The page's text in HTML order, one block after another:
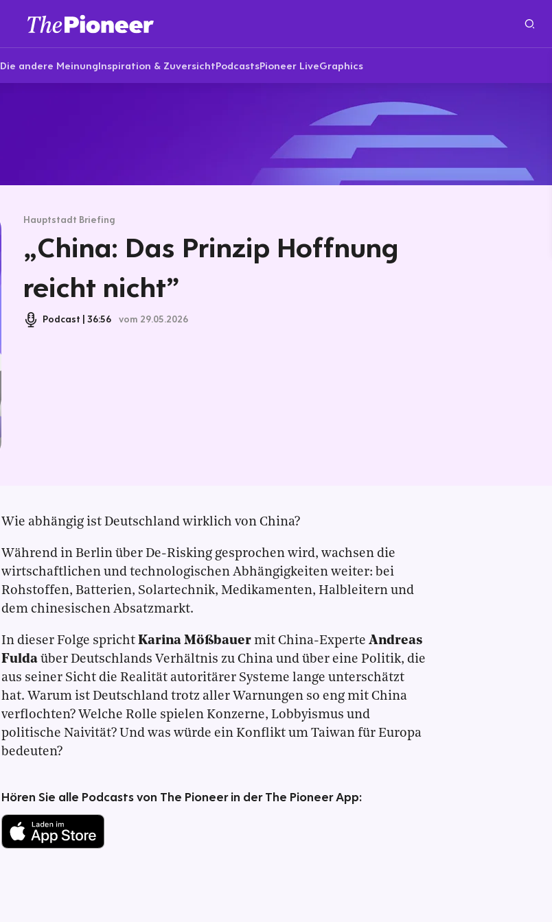
Die andere MeinungInspiration & ZuversichtPodcastsPioneer LiveGraphics
Hauptstadt Briefing
„China: Das Prinzip Hoffnung
reicht nicht”
Podcast 36:56 vom 29.05.2026
Wie abhängig ist Deutschland wirklich von China?
Während in Berlin über De-Risking gesprochen wird, wachsen die
wirtschaftlichen und technologischen Abhängigkeiten weiter: bei
Rohstoffen, Batterien, Solartechnik, Medikamenten, Halbleitern und
dem chinesischen Absatzmarkt.
In dieser Folge spricht Karina Mößbauer mit China-Experte Andreas
Fulda über Deutschlands Verhältnis zu China und über eine Politik, die
aus seiner Sicht die Realität autoritärer Systeme lange unterschätzt
hat. Warum ist Deutschland trotz aller Warnungen so eng mit China
verflochten? Welche Rolle spielen Konzerne, Lobbyismus und
politische Naivität? Und was würde ein Konflikt um Taiwan für Europa
bedeuten?
Hören Sie alle Podcasts von The Pioneer in der The Pioneer App: